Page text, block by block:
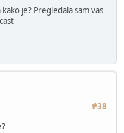
je? Pregledala sam vas
#38